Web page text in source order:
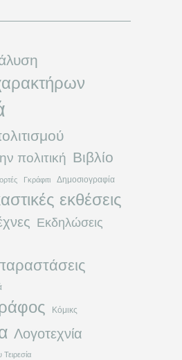
πολιτική Βιβλίο
Γκράφιτι Δημοσιογραφία
εκθέσεις
Εκδηλώσεις
Κόμικς
Λογοτεχνία